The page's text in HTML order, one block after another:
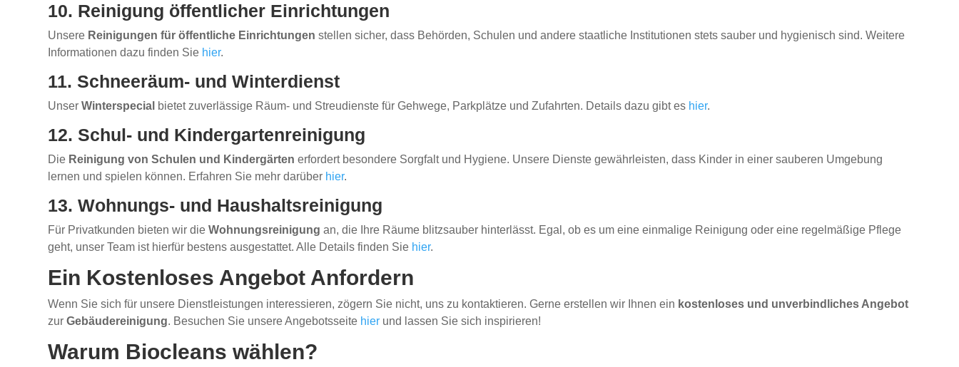
10. Reinigung öffentlicher Einrichtungen
Unsere Reinigungen für öffentliche Einrichtungen stellen sicher, dass Behörden, Schulen und andere staatliche Institutionen stets sauber und hygienisch sind. Weitere
Informationen dazu finden Sie hier.
11. Schneeräum- und Winterdienst
UnserWinterspecial bietet zuverlässige Räum- und Streudienste für Gehwege, Parkplätze und Zufahrten. Details dazu gibt es hier.
12. Schul- und Kindergartenreinigung
Die Reinigung von Schulen und Kindergärten erfordert besondere Sorgfalt und Hygiene. Unsere Dienste gewährleisten, dass Kinder in einer sauberen Umgebung
lernen und spielen können. Erfahren Sie mehr darüber hier.
13. Wohnungs- und Haushaltsreinigung
Für Privatkunden bieten wir dieWohnungsreinigung an, die Ihre Räume blitzsauber hinterlässt. Egal, ob es um eine einmalige Reinigung oder eine regelmäßige Pflege
geht, unser Team ist hierfür bestens ausgestattet. Alle Details finden Sie hier.
Ein Kostenloses Angebot Anfordern
Wenn Sie sich für unsere Dienstleistungen interessieren, zögern Sie nicht, uns zu kontaktieren. Gerne erstellen wir Ihnen ein kostenloses und unverbindliches Angebot
zurGebäudereinigung. Besuchen Sie unsere Angebotsseite hier und lassen Sie sich inspirieren!
Warum Biocleans wählen?